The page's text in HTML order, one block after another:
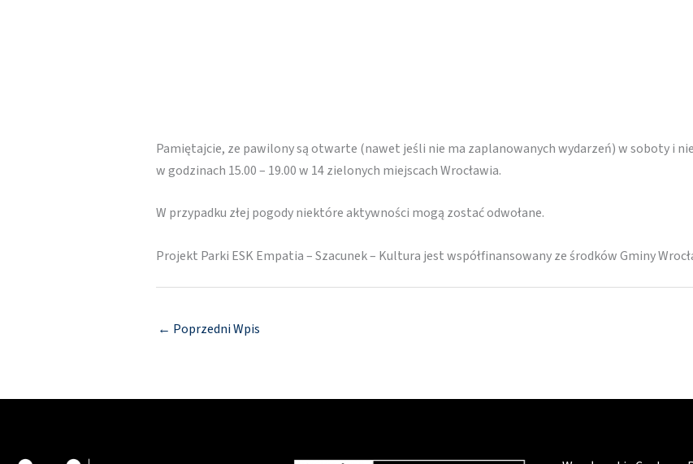
Pamiętajcie, ze pawilony są otwarte (nawet jeśli nie ma zaplanowanych wydarzeń) w soboty i
w godzinach 15.00 – 19.00 w 14 zielonych miejscach Wrocławia.
W przypadku złej pogody niektóre aktywności mogą zostać odwołane.
Projekt Parki ESK Empatia – Szacunek – Kultura jest współfinansowany ze środków Gminy
← Poprzedni Wpis